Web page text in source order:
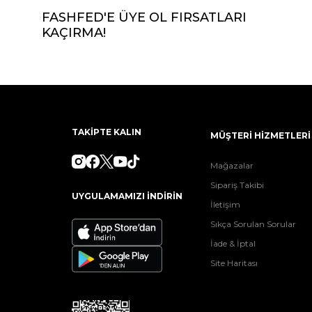
FASHFED'E ÜYE OL FIRSATLARI
KAÇIRMA!
TAKİPTE KALIN
UYGULAMAMIZI İNDİRİN
MÜŞTERİ HİZMETLERİ
Mağazalar
Sipariş Takibi
İletişim
Sıkça Sorulan Sorular
İade & İptal
Site Haritası